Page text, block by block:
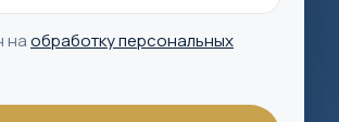
наобработку персональных